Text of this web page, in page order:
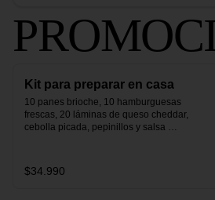
Kit para preparar en casa
10 panes brioche, 10 hamburguesas
frescas, 20 láminas de queso cheddar,
cebolla picada, pepinillos y salsa
$34.990